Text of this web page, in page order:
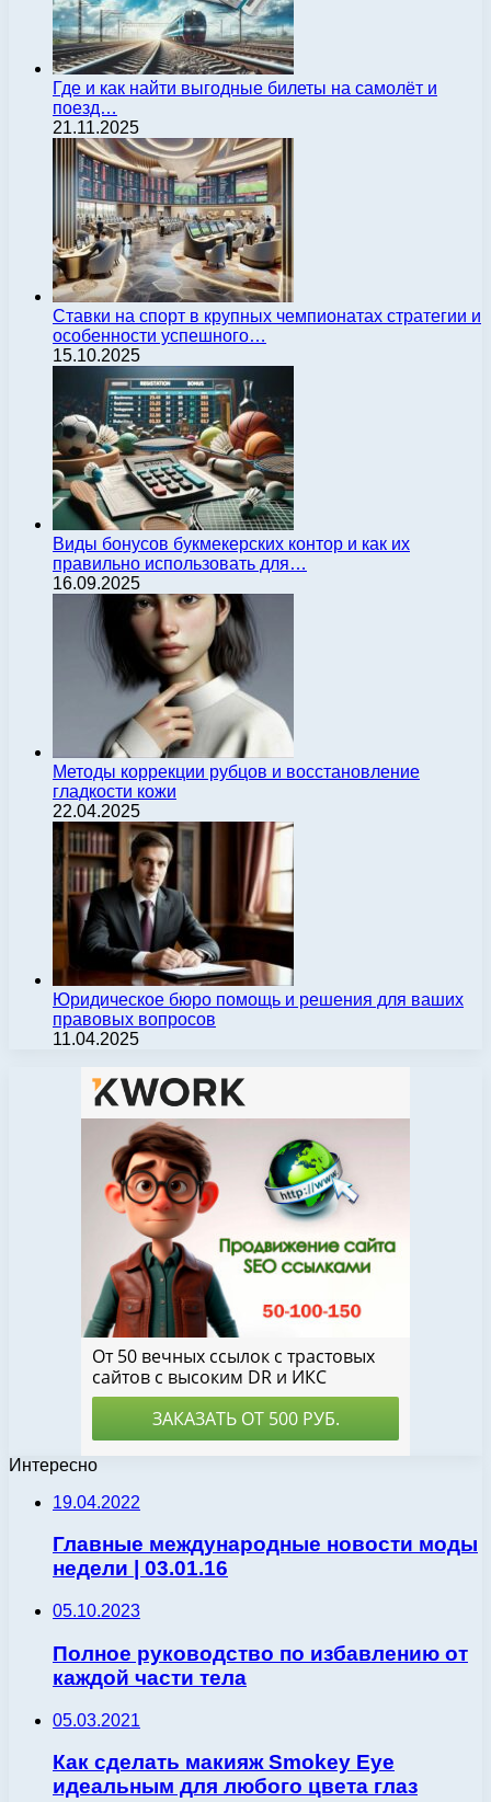
Где и как найти выгодные билеты на самолёт и
поезд…
21.11.2025
Ставки на спорт в крупных чемпионатах стратегии и
особенности успешного…
15.10.2025
Виды бонусов букмекерских контор и как их
правильно использовать для…
16.09.2025
Методы коррекции рубцов и восстановление
гладкости кожи
22.04.2025
Юридическое бюро помощь и решения для ваших
правовых вопросов
11.04.2025
Интересно
19.04.2022
Главные международные новости моды
недели | 03.01.16
05.10.2023
Полное руководство по избавлению от
каждой части тела
05.03.2021
Как сделать макияж Smokey Eye
идеальным для любого цвета глаз